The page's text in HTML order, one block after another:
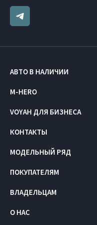
АВТО В НАЛИЧИИ
M-HERO
VOYAH ДЛЯ БИЗНЕСА
КОНТАКТЫ
МОДЕЛЬНЫЙ РЯД
ПОКУПАТЕЛЯМ
ВЛАДЕЛЬЦАМ
О НАС